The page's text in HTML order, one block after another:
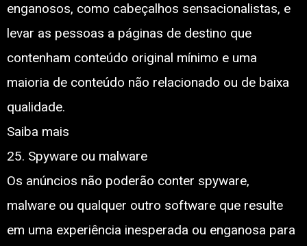
enganosos, como cabeçalhos sensacionalistas, e
levar as pessoas a páginas de destino que
contenham conteúdo original mínimo e uma
maioria de conteúdo não relacionado ou de baixa
qualidade.
Saiba mais
25. Spyware ou malware
Os anúncios não poderão conter spyware,
malware ou qualquer outro software que resulte
em uma experiência inesperada ou enganosa para